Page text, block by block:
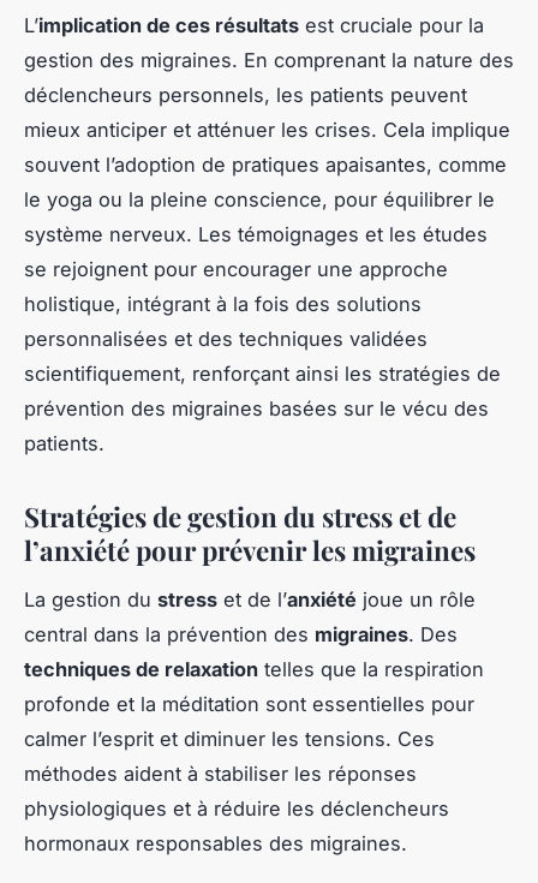
L’implication de ces résultats est cruciale pour la
gestion des migraines. En comprenant la nature des
déclencheurs personnels, les patients peuvent
mieux anticiper et atténuer les crises. Cela implique
souvent l’adoption de pratiques apaisantes, comme
le yoga ou la pleine conscience, pour équilibrer le
système nerveux. Les témoignages et les études
se rejoignent pour encourager une approche
holistique, intégrant à la fois des solutions
personnalisées et des techniques validées
scientifiquement, renforçant ainsi les stratégies de
prévention des migraines basées sur le vécu des
patients.
Stratégies de gestion du stress et de
l’anxiété pour prévenir les migraines
La gestion du stress et de l’anxiété joue un rôle
central dans la prévention des migraines. Des
techniques de relaxation telles que la respiration
profonde et la méditation sont essentielles pour
calmer l’esprit et diminuer les tensions. Ces
méthodes aident à stabiliser les réponses
physiologiques et à réduire les déclencheurs
hormonaux responsables des migraines.